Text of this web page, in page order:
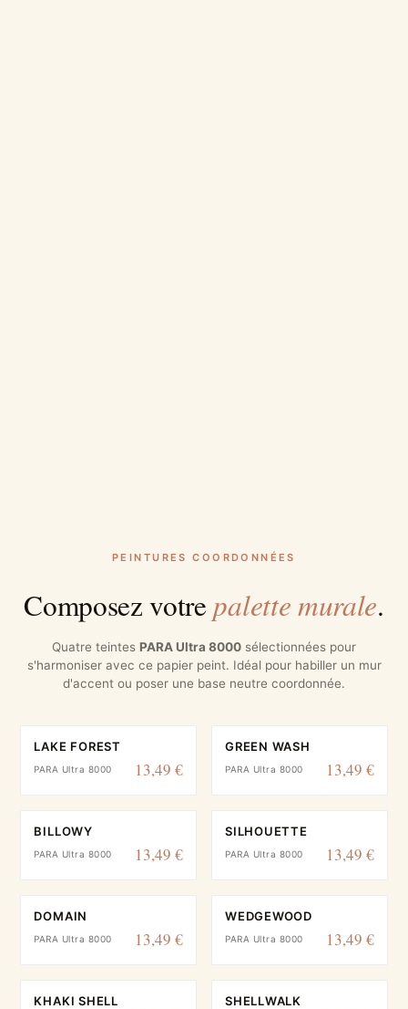
PEINTURES COORDONNÉES
Composez votrepalette murale.
Quatre teintes PARA Ultra 8000 sélectionnées pour
s'harmoniser avec ce papier peint. Idéal pour habiller un mur
d'accent ou poser une base neutre coordonnée.
LAKE FOREST
PARA Ultra 8000 13,49 €
GREEN WASH
PARA Ultra 8000 13,49 €
BILLOWY
PARA Ultra 8000 13,49 €
SILHOUETTE
PARA Ultra 8000 13,49 €
DOMAIN
PARA Ultra 8000 13,49 €
WEDGEWOOD
PARA Ultra 8000 13,49 €
KHAKI SHELL SHELLWALK